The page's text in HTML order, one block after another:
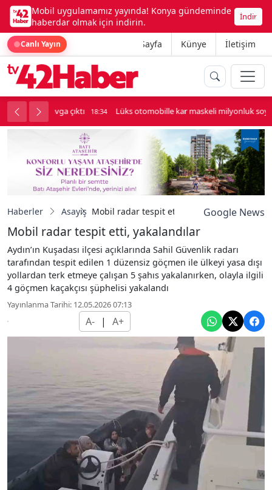
Mobil uygulamamız yayında! Konya gündeminde
haberdar olmak için indirin.
İndir
Canlı Yayın Ana Sayfa Künye İletişim
kavga çıktı 18:34 Lüks otomobille kar maskeli milyonluk soygun
Haberler Asayiş Mobil radar tespit etti, yakalandılar
Google News
Mobil radar tespit etti, yakalandılar
Aydın’ın Kuşadası ilçesi açıklarında Sahil Güvenlik radarı
tarafından tespit edilen 1 düzensiz göçmen ile ülkeyi yasa dışı
yollardan terk etmeye çalışan 5 şahıs yakalanırken, olayla ilgili
4 göçmen kaçakçısı şüphelisi yakalandı
Yayınlanma Tarihi: 12.05.2026 07:13
A- | A+